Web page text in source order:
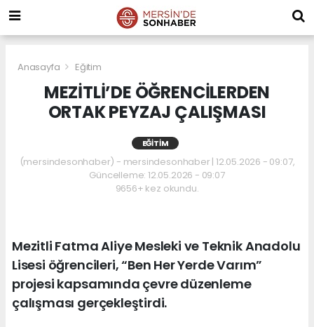
Anasayfa Eğitim
MEZİTLİ’DE ÖĞRENCİLERDEN
ORTAK PEYZAJ ÇALIŞMASI
EĞITIM
(mersindesonhaber) - mersindesonhaber | 12.05.2026 - 09:07,
Güncelleme: 12.05.2026 - 09:07
9656+ kez okundu.
Mezitli Fatma Aliye Mesleki ve Teknik Anadolu
Lisesi öğrencileri, “Ben Her Yerde Varım”
projesi kapsamında çevre düzenleme
çalışması gerçekleştirdi.